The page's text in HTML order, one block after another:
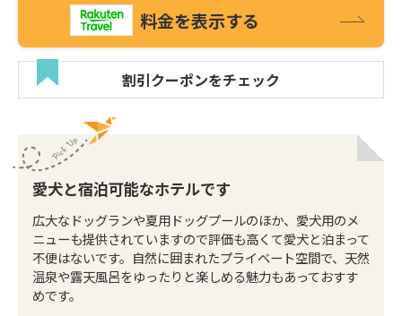
料金を表示する
割引クーポンをチェック
愛犬と宿泊可能なホテルです
広大なドッグランや夏用ドッグプールのほか、愛犬用のメ
ニューも提供されていますので評価も高くて愛犬と泊まって
不便はないです。自然に囲まれたプライベート空間で、天然
温泉や露天風呂をゆったりと楽しめる魅力もあっておすす
めです。